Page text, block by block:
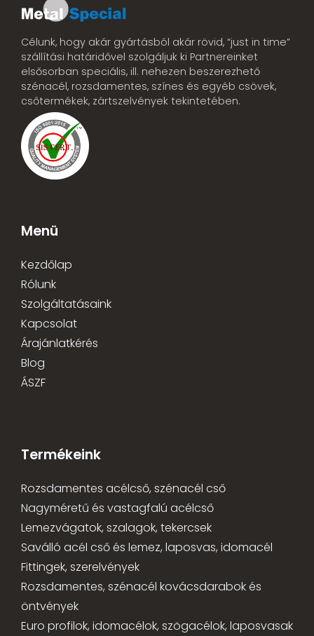
Célunk, hogy akár gyártásból akár rövid, “just in time”
szállítási határidővel szolgáljuk ki Partnereinket
elsősorban speciális, ill. nehezen beszerezhető
szénacél, rozsdamentes, színes és egyéb csövek,
csőtermékek, zártszelvények tekintetében.
Menü
Kezdőlap
Rólunk
Szolgáltatásaink
Kapcsolat
Árajánlatkérés
Blog
ÁSZF
Termékeink
Rozsdamentes acélcső, szénacél cső
Nagyméretű és vastagfalú acélcső
Lemezvágatok, szalagok, tekercsek
Saválló acél cső és lemez, laposvas, idomacél
Fittingek, szerelvények
Rozsdamentes, szénacél kovácsdarabok és
öntvények
Euro profilok, idomacélok, szögacélok, laposvasak